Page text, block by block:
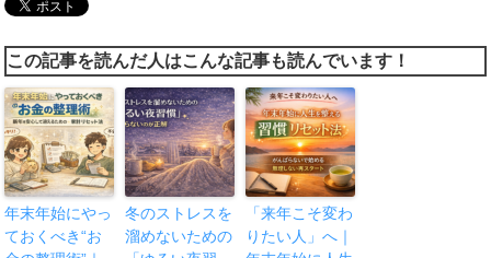
この記事を読んだ人はこんな記事も読んでいます！
年末年始にやっ
ておくべき“お
冬のストレスを
溜めないための
「来年こそ変わ
りたい人」へ｜